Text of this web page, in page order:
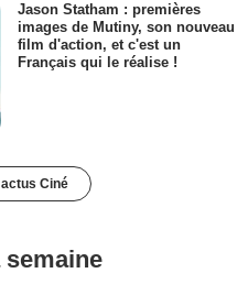
Jason Statham : premières
images de Mutiny, son nouveau
film d'action, et c'est un
Français qui le réalise !
Ciné
semaine